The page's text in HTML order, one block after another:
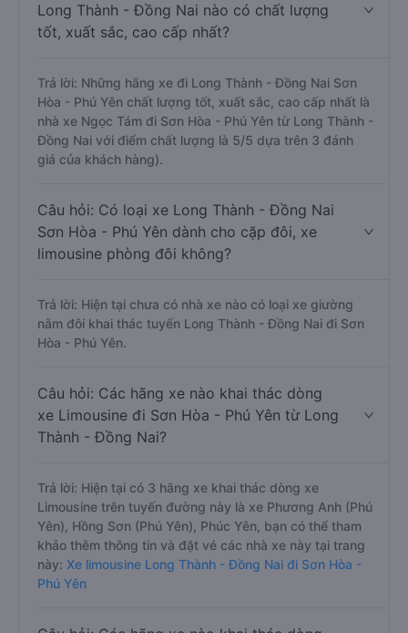
Long Thành - Đồng Nai nào có chất lượng
tốt, xuất sắc, cao cấp nhất?
Trả lời: Những hãng xe đi Long Thành - Đồng Nai Sơn
Hòa - Phú Yên chất lượng tốt, xuất sắc, cao cấp nhất là
nhà xe Ngọc Tám đi Sơn Hòa - Phú Yên từ Long Thành -
Đồng Nai với điểm chất lượng là 5/5 dựa trên 3 đánh
giá của khách hàng).
Câu hỏi: Có loại xe Long Thành - Đồng Nai
Sơn Hòa - Phú Yên dành cho cặp đôi, xe
limousine phòng đôi không?
Trả lời: Hiện tại chưa có nhà xe nào có loại xe giường
nằm đôi khai thác tuyến Long Thành - Đồng Nai đi Sơn
Hòa - Phú Yên.
Câu hỏi: Các hãng xe nào khai thác dòng
xe Limousine đi Sơn Hòa - Phú Yên từ Long
Thành - Đồng Nai?
Trả lời: Hiện tại có 3 hãng xe khai thác dòng xe
Limousine trên tuyến đường này là xe Phương Anh (Phú
Yên), Hồng Sơn (Phú Yên), Phúc Yên, bạn có thể tham
khảo thêm thông tin và đặt vé các nhà xe này tại trang
này: Xe limousine Long Thành - Đồng Nai đi Sơn Hòa -
Phú Yên